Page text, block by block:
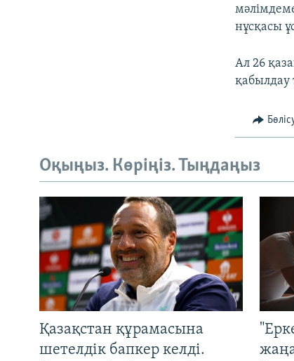
нұсқасы
Ал 26
Оқыңыз. Көріңіз. Тыңдаңыз
Қазақстан құрамасына
шетелдік бапкер келді.